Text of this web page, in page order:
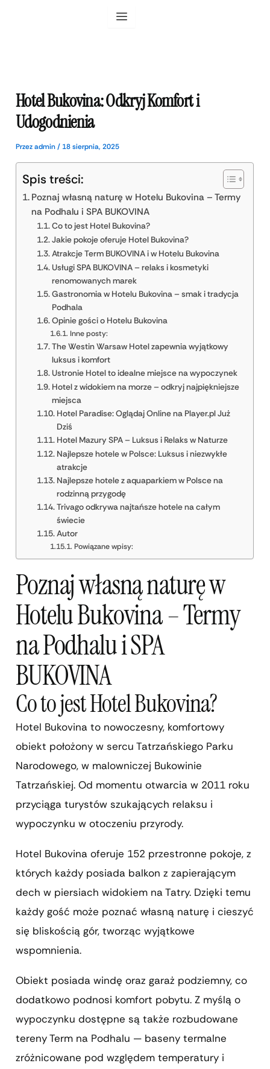
Hotel Bukovina: Odkryj Komfort i
Udogodnienia
Przezadmin/ 18 sierpnia, 2025
Spis treści:
Poznaj własną naturę w Hotelu Bukovina – Termy
na Podhalu i SPA BUKOVINA
Co to jest Hotel Bukovina?
Jakie pokoje oferuje Hotel Bukovina?
Atrakcje Term BUKOVINA i w Hotelu Bukovina
Usługi SPA BUKOVINA – relaks i kosmetyki
renomowanych marek
Gastronomia w Hotelu Bukovina – smak i tradycja
Podhala
Opinie gości o Hotelu Bukovina
Inne posty:
The Westin Warsaw Hotel zapewnia wyjątkowy
luksus i komfort
Ustronie Hotel to idealne miejsce na wypoczynek
Hotel z widokiem na morze – odkryj najpiękniejsze
miejsca
Hotel Paradise: Oglądaj Online na Player.pl Już
Dziś
Hotel Mazury SPA – Luksus i Relaks w Naturze
Najlepsze hotele w Polsce: Luksus i niezwykłe
atrakcje
Najlepsze hotele z aquaparkiem w Polsce na
rodzinną przygodę
Trivago odkrywa najtańsze hotele na całym
świecie
Autor
Powiązane wpisy:
Poznaj własną naturę w
Hotelu Bukovina – Termy
na Podhalu i SPA
BUKOVINA
Co to jest Hotel Bukovina?
Hotel Bukovina to nowoczesny, komfortowy
obiekt położony w sercu Tatrzańskiego Parku
Narodowego, w malowniczej Bukowinie
Tatrzańskiej. Od momentu otwarcia w 2011 roku
przyciąga turystów szukających relaksu i
wypoczynku w otoczeniu przyrody.
Hotel Bukovina oferuje 152 przestronne pokoje, z
których każdy posiada balkon z zapierającym
dech w piersiach widokiem na Tatry. Dzięki temu
każdy gość może poznać własną naturę i cieszyć
się bliskością gór, tworząc wyjątkowe
wspomnienia.
Obiekt posiada windę oraz garaż podziemny, co
dodatkowo podnosi komfort pobytu. Z myślą o
wypoczynku dostępne są także rozbudowane
tereny Term na Podhalu — baseny termalne
zróżnicowane pod względem temperatury i